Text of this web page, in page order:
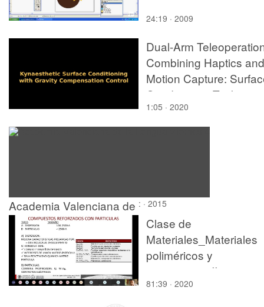
24:19 · 2009
Dual-Arm
Combining Haptics and
Motion Capture:
Conditioning Task
1:05 · 2020
Academia Valenciana de
la Lengua Viernes 4
: · 2015
Clase de
Materiales_Materiales
poliméricos y
compuestos II
81:39 · 2020